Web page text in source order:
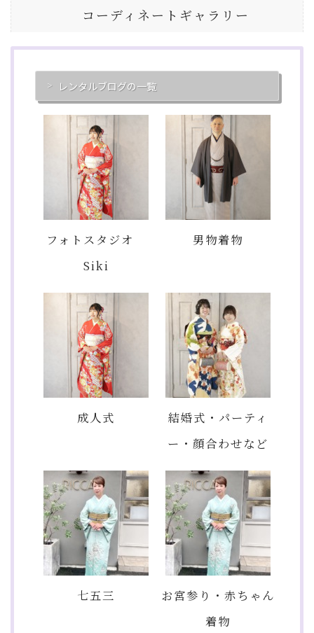
コーディネートギャラリー
レンタルブログの一覧
フォトスタジオ
Siki
男物着物
成人式
結婚式・パーティ
ー・顔合わせなど
七五三
お宮参り・赤ちゃん
着物